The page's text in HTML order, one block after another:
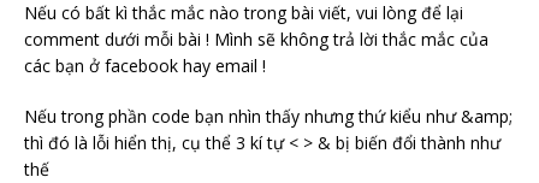
Nếu có bất kì thắc mắc nào trong bài viết, vui lòng để lại
comment dưới mỗi bài ! Mình sẽ không trả lời thắc mắc của
các bạn ở facebook hay email !
Nếu trong phần code bạn nhìn thấy nhưng thứ kiểu như &amp;
thì đó là lỗi hiển thị, cụ thể 3 kí tự < > & bị biến đổi thành như
thế